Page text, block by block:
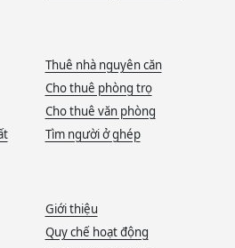
Thuê nhà nguyên căn
Cho thuê phòng trọ
Cho thuê văn phòng
Tìm người ở ghép
Giới thiệu
Quy chế hoạt động